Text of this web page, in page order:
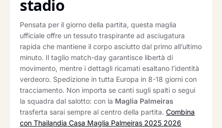
stadio
Pensata per il giorno della partita, questa maglia
ufficiale offre un tessuto traspirante ad asciugatura
rapida che mantiene il corpo asciutto dal primo all’ultimo
minuto. Il taglio match-day garantisce libertà di
movimento, mentre i dettagli ricamati esaltano l’identità
verdeoro. Spedizione in tutta Europa in 8-18 giorni con
tracciamento. Non importa se canti sugli spalti o segui
la squadra dal salotto: con la Maglia Palmeiras
trasferta sarai sempre al centro della partita. Combina
con Thailandia Casa Maglia Palmeiras 2025 2026